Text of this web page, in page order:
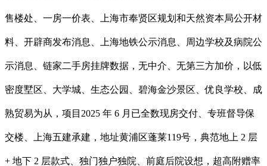
售楼处、一房一价表、上海市奉贤区规划和天然资本局公开材
料、开辟商发布消息、上海地铁公示消息、周边学校及病院公
示消息、链家二手房挂牌数据，无中介、无第三方加价，以低
密度墅区、大学城、生态公园、碧海金沙景区、优良学校、成
熟贸易为从，项目2025 年 6 月已全数现房交付、专班督导保
交楼、上海五建承建，地址黄浦区蓬莱119号，典范地上 2 层
+ 地下 2 层款式、独门独户独院、前庭后院设想，超高附赠率